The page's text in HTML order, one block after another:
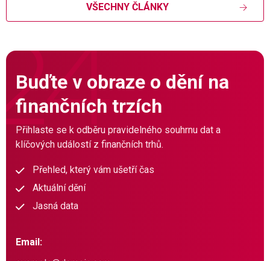
VŠECHNY ČLÁNKY
Buďte v obraze o dění na
finančních trzích
Přihlaste se k odběru pravidelného souhrnu dat a
klíčových událostí z finančních trhů.
Přehled, který vám ušetří čas
Aktuální dění
Jasná data
Email: